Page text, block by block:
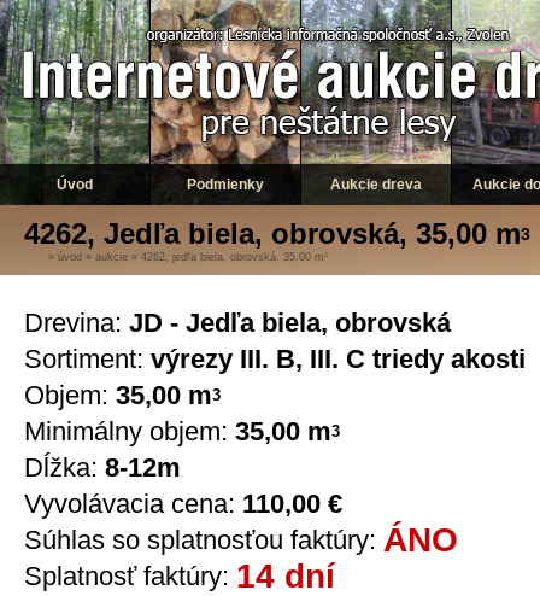
Úvod Podmienky Aukcie dreva Aukcie
4262, Jedľa biela, obrovská, 35,00 m3
» úvod » aukcie » 4262, jedľa biela, obrovská, 35,00 m 3
Drevina: JD - Jedľa biela, obrovská
Sortiment: výrezy III. B, III. C triedy akosti
Objem: 35,00 m3
Minimálny objem: 35,00 m3
Dĺžka: 8-12m
Vyvolávacia cena: 110,00 €
Súhlas so splatnosťou faktúry: ÁNO
Splatnosť faktúry: 14 dní